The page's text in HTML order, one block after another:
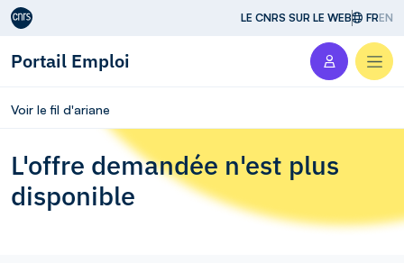
Aller au contenu LE CNRS SUR LE WEB FREN
Portail Emploi
Voir le fil d'ariane
L'offre demandée n'est plus
disponible